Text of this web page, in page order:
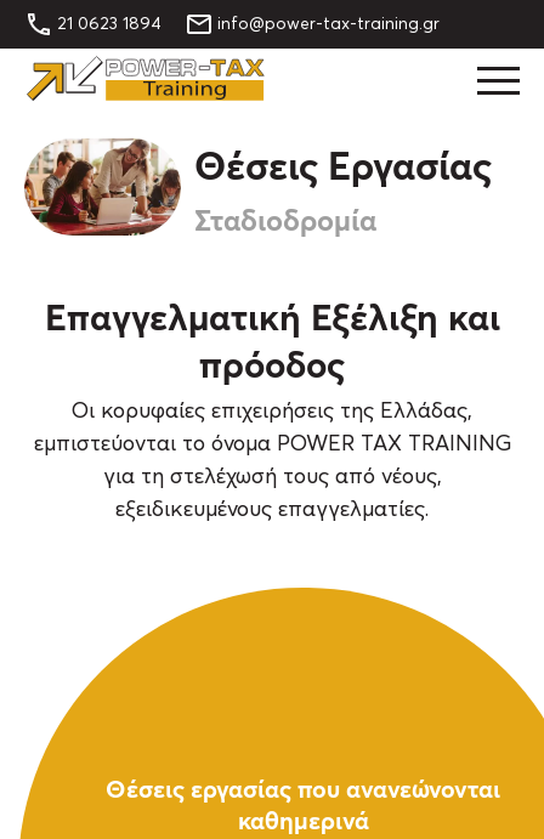
21 0623 1894 info@power-tax-training.gr
Θέσεις Εργασίας
Σταδιοδρομία
Επαγγελματική Εξέλιξη και
πρόοδος
Oι κορυφαίες επιχειρήσεις της Eλλάδας,
εμπιστεύονται το όνομα POWER TAX TRAINING
για τη στελέχωσή τους από νέους,
εξειδικευμένους επαγγελματίες.
Θέσεις εργασίας που ανανεώνονται
καθημερινά